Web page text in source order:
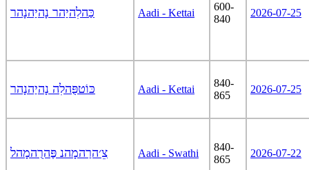
כַּהלִהיַהר נָהיַהנָהר Aadi - Kettai
600-
840
2026-07-25
כּוֹטפֻּהלִה נָהיַהנָהר Aadi - Kettai
840-
865
2026-07-25
צֵ׳הרַהמָהנ פֶּהרֻהמָהל Aadi - Swathi
840-
865
2026-07-22